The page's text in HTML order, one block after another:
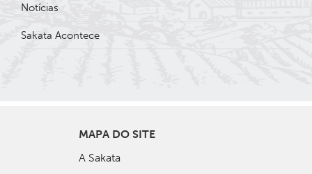
Notícias
Sakata Acontece
MAPA DO SITE
A Sakata